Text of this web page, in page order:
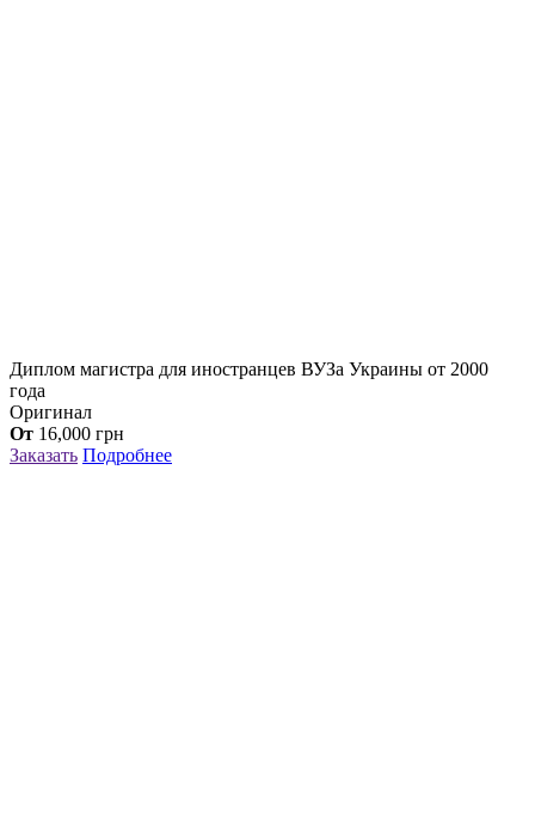
Диплом магистра для иностранцев ВУЗа Украины от 2000
года
Оригинал
От 16,000 грн
Заказать Подробнее